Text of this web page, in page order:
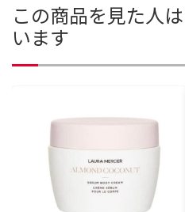
この商品を見た人
います